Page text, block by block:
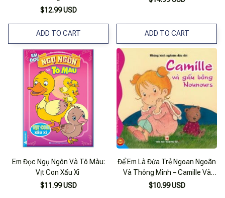
$12.99 USD
ADD TO CART ADD TO CART
Em Đọc Ngụ Ngôn Và Tô Màu:
Vịt Con Xấu Xí
$11.99 USD
Để Em Là Đứa Trẻ Ngoan Ngoãn
Và Thông Minh – Camille Và
Gấu Bông Nounours
$10.99 USD